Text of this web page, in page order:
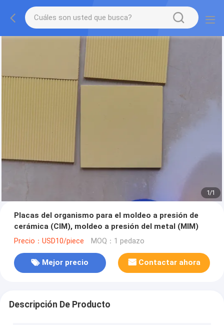
1/1
Placas del organismo para el moldeo a presión de
cerámica (CIM), moldeo a presión del metal (MIM)
Precio：USD10/piece MOQ：1 pedazo
Mejor precio Contactar ahora
Descripción De Producto